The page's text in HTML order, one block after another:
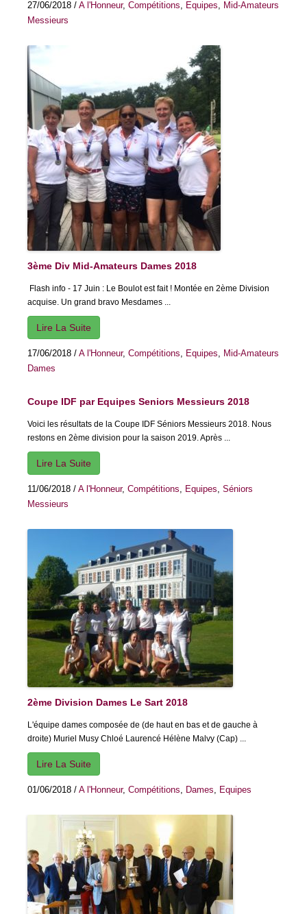
27/06/2018 / A l'Honneur, Compétitions, Equipes, Mid-Amateurs
Messieurs
3ème Div Mid-Amateurs Dames 2018
Flash info - 17 Juin : Le Boulot est fait ! Montée en 2ème Division
acquise. Un grand bravo Mesdames ...
Lire La Suite
17/06/2018 / A l'Honneur, Compétitions, Equipes, Mid-Amateurs
Dames
Coupe IDF par Equipes Seniors Messieurs 2018
Voici les résultats de la Coupe IDF Séniors Messieurs 2018. Nous
restons en 2ème division pour la saison 2019. Après ...
Lire La Suite
11/06/2018 / A l'Honneur, Compétitions, Equipes, Séniors
Messieurs
2ème Division Dames Le Sart 2018
L'équipe dames composée de (de haut en bas et de gauche à
droite) Muriel Musy Chloé Laurencé Hélène Malvy (Cap) ...
Lire La Suite
01/06/2018 / A l'Honneur, Compétitions, Dames, Equipes